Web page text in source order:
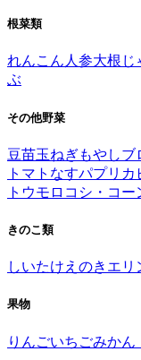
根菜類
れんこん人参大根 じ
ぶ
その他野菜
豆苗玉ねぎもやしブ
トマト なすパプリカ
トウモロコシ・コー
きのこ類
しいたけ えのき エリ
果物
りんごいちごみかん